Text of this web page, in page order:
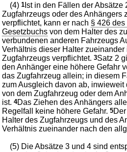
(4)1 Ist in den Fällen der Absätze
Zugfahrzeugs oder des Anhängers
verpflichtet, kann er nach § 426
Gesetzbuchs von dem Halter des
verbundenen anderen Fahrzeugs
Verhältnis dieser Halter
Zugfahrzeugs verpflichtet.3Satz 2
den Anhänger eine höhere Gefahr
das Zugfahrzeug allein; in diesem
zum Ausgleich davon ab, inwieweit
von dem Zugfahrzeug oder dem
ist.4Das Ziehen des Anhängers
Regelfall keine höhere Gefahr.5
Halter des Zugfahrzeugs und des
Verhältnis zueinander nach den
(5) Die Absätze 3 und 4 sind